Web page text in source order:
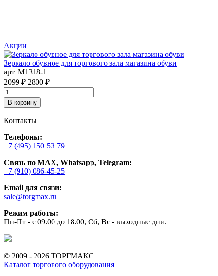
Акции
Зеркало обувное для торгового зала магазина обуви
арт. M1318-1
2099 ₽ 2800 ₽
В корзину
Контакты
Телефоны:
+7 (495) 150-53-79
Связь по MAX, Whatsapp, Telegram:
+7 (910) 086-45-25
Email для связи:
sale@torgmax.ru
Режим работы:
Пн-Пт - с 09:00 до 18:00, Сб, Вс - выходные дни.
© 2009 - 2026 ТОРГМАКС.
Каталог торгового оборудования